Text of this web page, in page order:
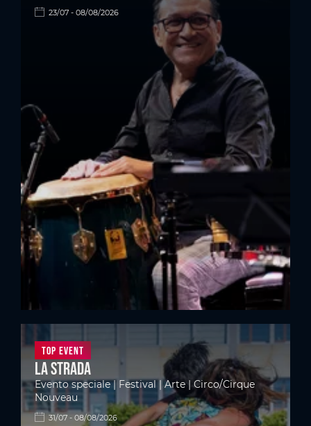
23/07 - 08/08/2026
Top Event
La Strada
Evento speciale | Festival | Arte | Circo/Cirque
Nouveau
31/07 - 08/08/2026